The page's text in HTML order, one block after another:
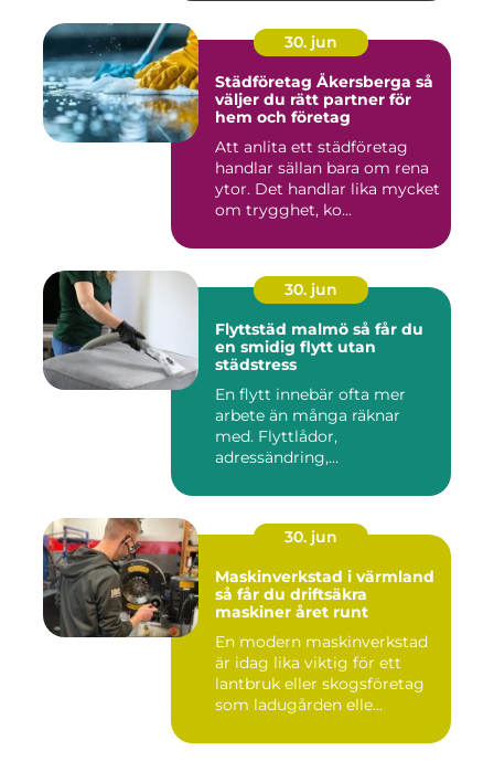
30. jun
Städföretag Åkersberga så
väljer du rätt partner för
hem och företag
Att anlita ett städföretag
handlar sällan bara om rena
ytor. Det handlar lika mycket
om trygghet, ko...
30. jun
Flyttstäd malmö så får du
en smidig flytt utan
städstress
En flytt innebär ofta mer
arbete än många räknar
med. Flyttlådor,
adressändring,
30. jun
Maskinverkstad i värmland
så får du driftsäkra
maskiner året runt
En modern maskinverkstad
är idag lika viktig för ett
lantbruk eller skogsföretag
som ladugården elle...